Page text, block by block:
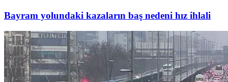
Bayram yolundaki kazaların baş nedeni hız ihlali